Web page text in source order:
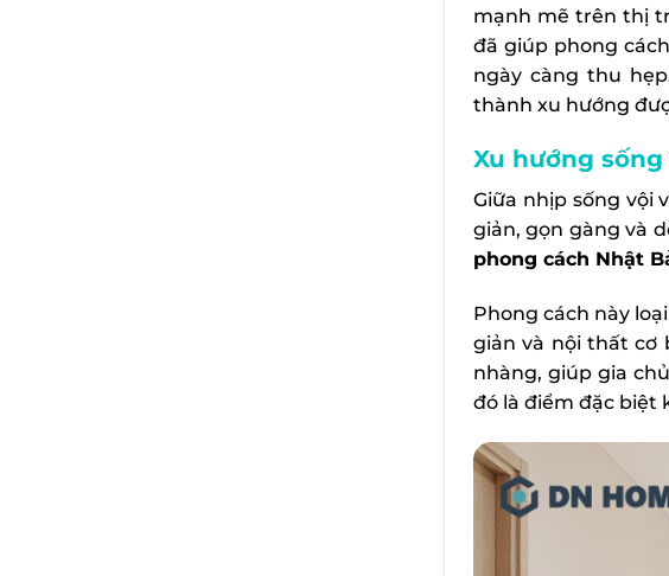
mạnh mẽ trên thị
đã giúp phong
ngày càng thu
thành xu hướng
Xu hướng
Giữa nhịp sống vội
giản, gọn gàng và
phong cách Nhật
Phong cách này
giản và nội thất cơ
nhàng, giúp gia
đó là điểm đặc biệt